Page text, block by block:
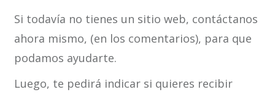
Si todavía no tienes un sitio web, contáctanos
ahora mismo, (en los comentarios), para que
podamos ayudarte.
Luego, te pedirá indicar si quieres recibir